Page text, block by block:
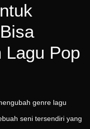
Lagu Pop
genre lagu
seni tersendiri yang